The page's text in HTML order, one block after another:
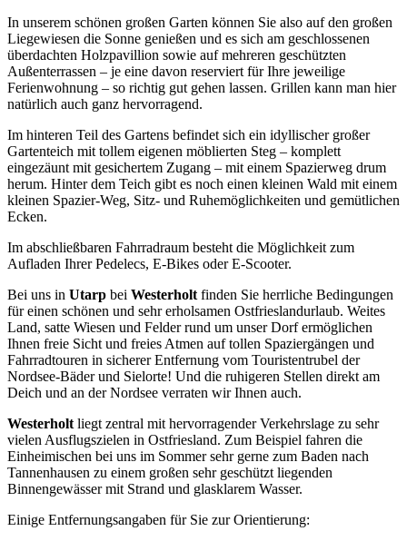
In unserem schönen großen Garten können Sie also auf den großen
Liegewiesen die Sonne genießen und es sich am geschlossenen
überdachten Holzpavillion sowie auf mehreren geschützten
Außenterrassen – je eine davon reserviert für Ihre jeweilige
Ferienwohnung – so richtig gut gehen lassen. Grillen kann man hier
natürlich auch ganz hervorragend.
Im hinteren Teil des Gartens befindet sich ein idyllischer großer
Gartenteich mit tollem eigenen möblierten Steg – komplett
eingezäunt mit gesichertem Zugang – mit einem Spazierweg drum
herum. Hinter dem Teich gibt es noch einen kleinen Wald mit einem
kleinen Spazier-Weg, Sitz- und Ruhemöglichkeiten und gemütlichen
Ecken.
Im abschließbaren Fahrradraum besteht die Möglichkeit zum
Aufladen Ihrer Pedelecs, E-Bikes oder E-Scooter.
Bei uns in Utarp bei Westerholt finden Sie herrliche Bedingungen
für einen schönen und sehr erholsamen Ostfrieslandurlaub. Weites
Land, satte Wiesen und Felder rund um unser Dorf ermöglichen
Ihnen freie Sicht und freies Atmen auf tollen Spaziergängen und
Fahrradtouren in sicherer Entfernung vom Touristentrubel der
Nordsee-Bäder und Sielorte! Und die ruhigeren Stellen direkt am
Deich und an der Nordsee verraten wir Ihnen auch.
Westerholt liegt zentral mit hervorragender Verkehrslage zu sehr
vielen Ausflugszielen in Ostfriesland. Zum Beispiel fahren die
Einheimischen bei uns im Sommer sehr gerne zum Baden nach
Tannenhausen zu einem großen sehr geschützt liegenden
Binnengewässer mit Strand und glasklarem Wasser.
Einige Entfernungsangaben für Sie zur Orientierung: